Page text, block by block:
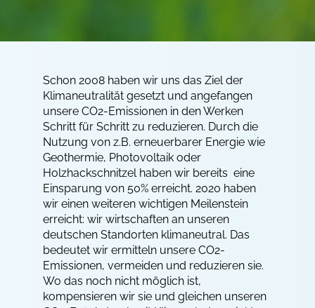
Schon 2008 haben wir uns das Ziel der
Klimaneutralität gesetzt und angefangen
unsere CO2-Emissionen in den Werken
Schritt für Schritt zu reduzieren. Durch die
Nutzung von z.B. erneuerbarer Energie wie
Geothermie, Photovoltaik oder
Holzhackschnitzel haben wir bereits eine
Einsparung von 50% erreicht. 2020 haben
wir einen weiteren wichtigen Meilenstein
erreicht: wir wirtschaften an unseren
deutschen Standorten klimaneutral. Das
bedeutet wir ermitteln unsere CO2-
Emissionen, vermeiden und reduzieren sie.
Wo das noch nicht möglich ist,
kompensieren wir sie und gleichen unseren